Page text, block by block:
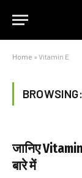
Home » Vitamin E
BROWSING:
जानिए
बारे में